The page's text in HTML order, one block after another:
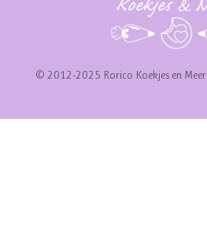
© 2012-2025 Rorico Koekjes en Meer